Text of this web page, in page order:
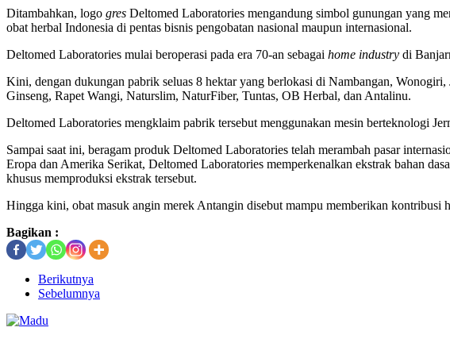
Ditambahkan, logo gres Deltomed Laboratories mengandung simbol gunungan yang
obat herbal Indonesia di pentas bisnis pengobatan nasional maupun internasional.
Deltomed Laboratories mulai beroperasi pada era 70-an sebagai home industry di
Kini, dengan dukungan pabrik seluas 8 hektar yang berlokasi di Nambangan,
Ginseng, Rapet Wangi, Naturslim, NaturFiber, Tuntas, OB Herbal, dan Antalinu.
Deltomed Laboratories mengklaim pabrik tersebut menggunakan mesin berteknologi
Sampai saat ini, beragam produk Deltomed Laboratories telah merambah pasar
Eropa dan Amerika Serikat, Deltomed Laboratories memperkenalkan ekstrak bahan
khusus memproduksi ekstrak tersebut.
Hingga kini, obat masuk angin merek Antangin disebut mampu memberikan
Bagikan :
Berikutnya
Sebelumnya